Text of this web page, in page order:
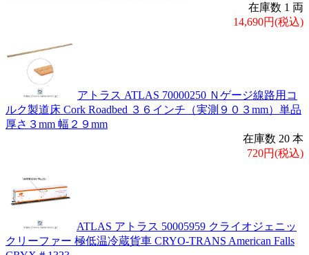
在庫数 1 両
14,690円(税込)
アトラス ATLAS 70000250 Ｎゲージ線路用コ
ルク製道床 Cork Roadbed ３６インチ（実測９０３mm）単品
厚さ３mm 幅２９mm
在庫数 20 本
720円(税込)
ATLAS アトラス 50005959 クライオジェニッ
クリーファー 極低温冷蔵貨車 CRYO-TRANS American Falls